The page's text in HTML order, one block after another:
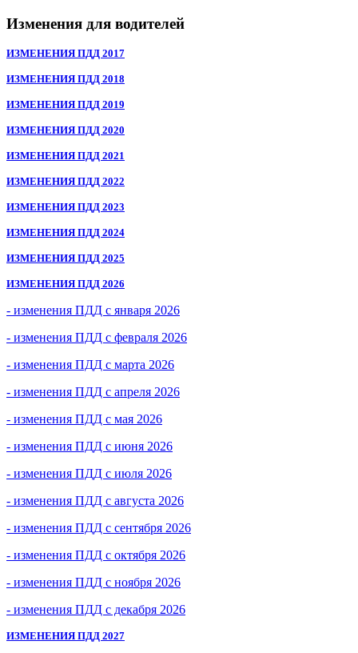
Изменения для водителей
ИЗМЕНЕНИЯ ПДД 2017
ИЗМЕНЕНИЯ ПДД 2018
ИЗМЕНЕНИЯ ПДД 2019
ИЗМЕНЕНИЯ ПДД 2020
ИЗМЕНЕНИЯ ПДД 2021
ИЗМЕНЕНИЯ ПДД 2022
ИЗМЕНЕНИЯ ПДД 2023
ИЗМЕНЕНИЯ ПДД 2024
ИЗМЕНЕНИЯ ПДД 2025
ИЗМЕНЕНИЯ ПДД 2026
- изменения ПДД с января 2026
- изменения ПДД с февраля 2026
- изменения ПДД с марта 2026
- изменения ПДД с апреля 2026
- изменения ПДД с мая 2026
- изменения ПДД с июня 2026
- изменения ПДД с июля 2026
- изменения ПДД с августа 2026
- изменения ПДД с сентября 2026
- изменения ПДД с октября 2026
- изменения ПДД с ноября 2026
- изменения ПДД с декабря 2026
ИЗМЕНЕНИЯ ПДД 2027